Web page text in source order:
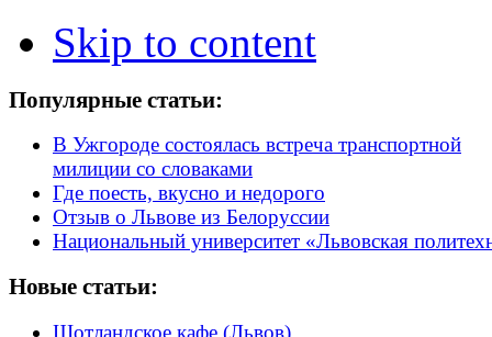
Skip to content
Популярные статьи:
В Ужгороде состоялась встреча транспортной
милиции со словаками
Где поесть, вкусно и недорого
Отзыв о Львове из Белоруссии
Национальный университет «Львовская
Новые статьи:
Шотландское кафе (Львов)